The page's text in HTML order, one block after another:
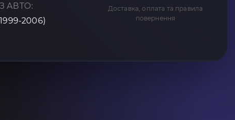
АВТО:
2006)
Доставка, оплата та правила
повернення